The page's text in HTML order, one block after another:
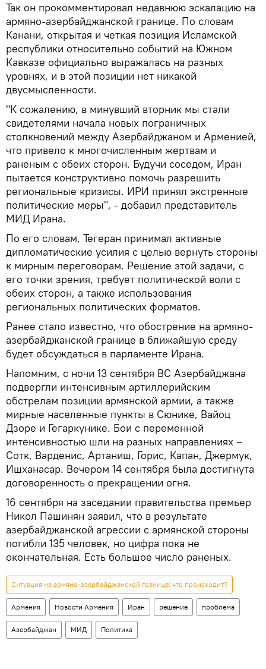
Так он прокомментировал недавнюю эскалацию на
армяно-азербайджанской границе. По словам
Канани, открытая и четкая позиция Исламской
республики относительно событий на Южном
Кавказе официально выражалась на разных
уровнях, и в этой позиции нет никакой
двусмысленности.
"К сожалению, в минувший вторник мы стали
свидетелями начала новых пограничных
столкновений между Азербайджаном и Арменией,
что привело к многочисленным жертвам и
раненым с обеих сторон. Будучи соседом, Иран
пытается конструктивно помочь разрешить
региональные кризисы. ИРИ принял экстренные
политические меры", - добавил представитель
МИД Ирана.
По его словам, Тегеран принимал активные
дипломатические усилия с целью вернуть стороны
к мирным переговорам. Решение этой задачи, с
его точки зрения, требует политической воли с
обеих сторон, а также использования
региональных политических форматов.
Ранее стало известно, что обострение на армяно-
азербайджанской границе в ближайшую среду
будет обсуждаться в парламенте Ирана.
Напомним, с ночи 13 сентября ВС Азербайджана
подвергли интенсивным артиллерийским
обстрелам позиции армянской армии, а также
мирные населенные пункты в Сюнике, Вайоц
Дзоре и Гегаркунике. Бои с переменной
интенсивностью шли на разных направлениях –
Сотк, Варденис, Артаниш, Горис, Капан, Джермук,
Ишханасар. Вечером 14 сентября была достигнута
договоренность о прекращении огня.
16 сентября на заседании правительства премьер
Никол Пашинян заявил, что в результате
азербайджанской агрессии с армянской стороны
погибли 135 человек, но цифра пока не
окончательная. Есть большое число раненых.
Ситуация на армяно-азербайджанской границе: что происходит?
Армения Новости Армения Иран решение проблема
Азербайджан МИД Политика